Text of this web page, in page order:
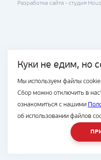
Куки не едим, но
Мы используем файлы
Сбор можно отключить в
ознакомиться с нашими
об использовании файлов
Разработка сайта - студия